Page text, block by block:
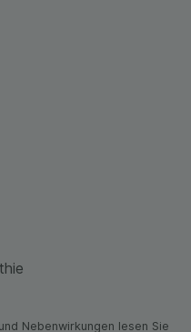
Neben­wirkungen lesen Sie